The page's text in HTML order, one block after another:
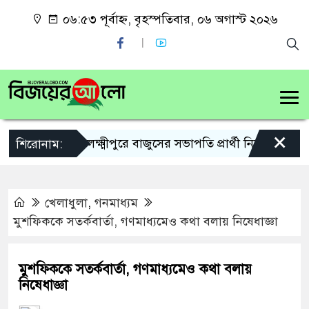
০৬:৫৩ পূর্বাহ্ন, বৃহস্পতিবার, ০৬ অগাস্ট ২০২৬
শিরোনাম: লক্ষ্মীপুরে বাজুসের সভাপতি প্রার্থী নিয়ে কৌতূহল
×
খেলাধুলা, গনমাধ্যম
মুশফিককে সতর্কবার্তা, গণমাধ্যমেও কথা বলায় নিষেধাজ্ঞা
মুশফিককে সতর্কবার্তা, গণমাধ্যমেও কথা বলায়
নিষেধাজ্ঞা